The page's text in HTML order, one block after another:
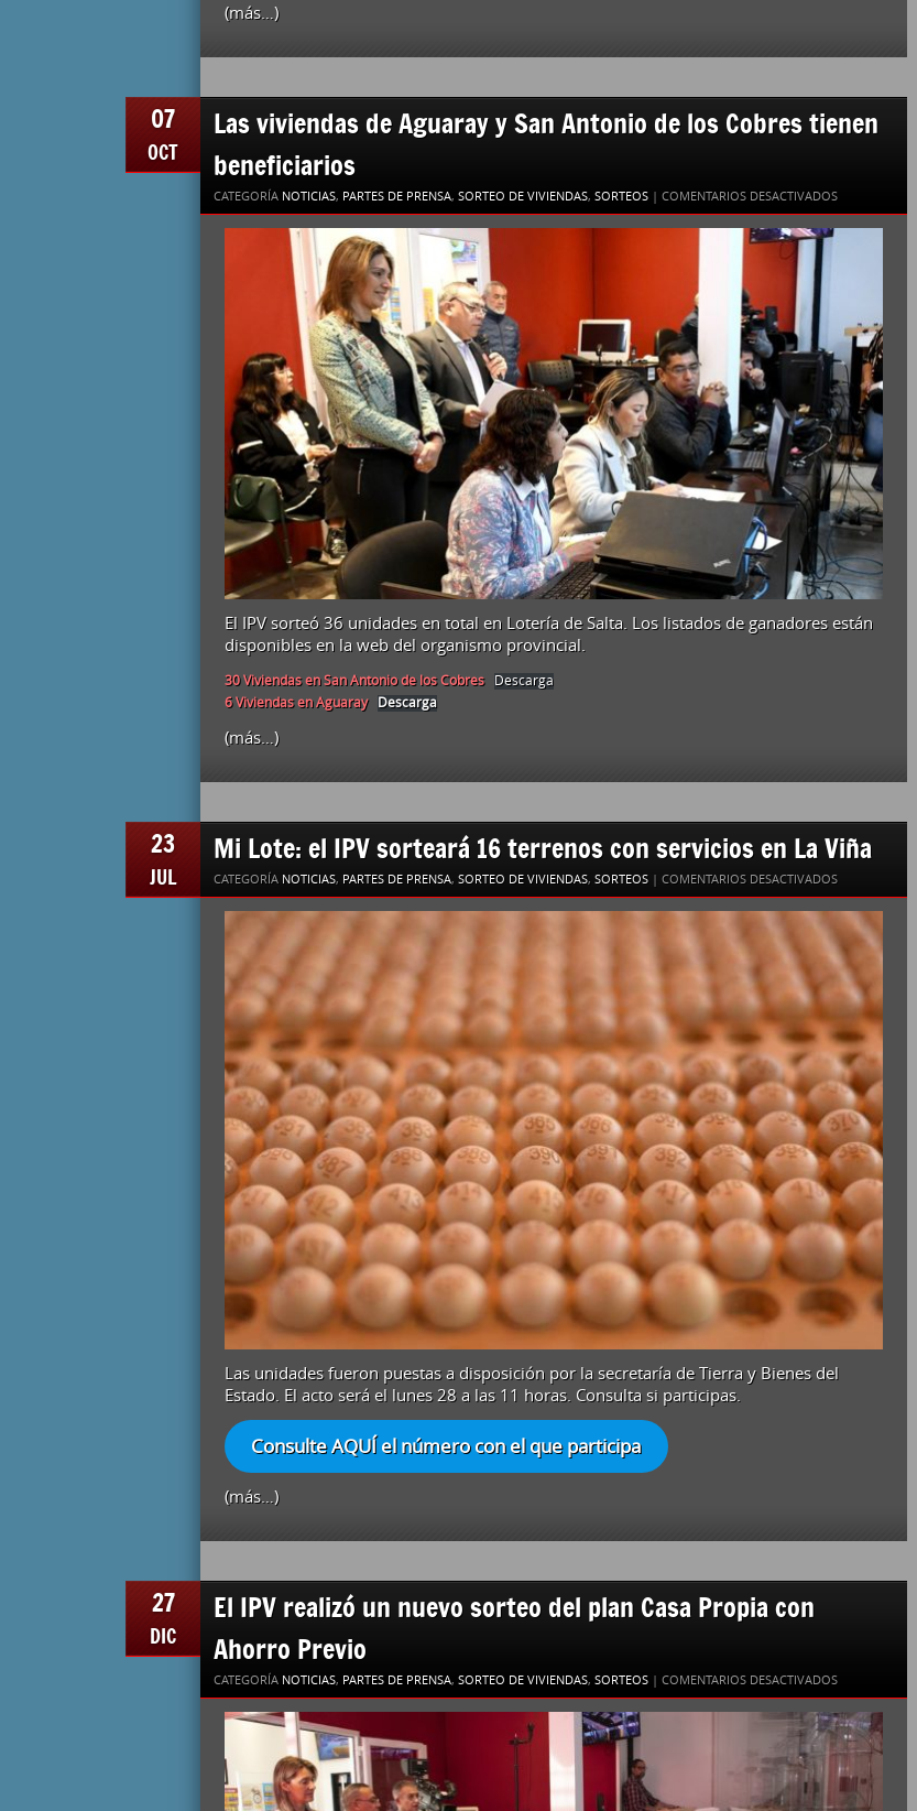
SARAVIA
(más…)
07
OCT
Las viviendas de Aguaray y San Antonio de los Cobres tienen
beneficiarios
CATEGORÍA NOTICIAS, PARTES DE PRENSA, SORTEO DE VIVIENDAS, SORTEOS | COMENTARIOS DESACTIVADOSEN
LAS
SAN
ANTONIO
DE
LOS
COBRES
TIENEN
BENEFICIARIOS
El IPV sorteó 36 unidades en total en Lotería de Salta. Los listados de ganadores están
disponibles en la web del organismo provincial.
30 Viviendas en San Antonio de los Cobres
Descarga
6 Viviendas en Aguaray
Descarga
(más…)
23
JUL
Mi Lote: el IPV sorteará 16 terrenos con servicios en La Viña
CATEGORÍA NOTICIAS, PARTES DE PRENSA, SORTEO DE VIVIENDAS, SORTEOS | COMENTARIOS DESACTIVADOSEN
MI
LOTE:
EL
IPV
SORTEARÁ
16
TERRENOS
CON
SERVICIOS
EN
LA
VIÑA
Las unidades fueron puestas a disposición por la secretaría de Tierra y Bienes del
Estado. El acto será el lunes 28 a las 11 horas. Consulta si participas.
Consulte AQUÍ el número con el que participa
(más…)
27
DIC
El IPV realizó un nuevo sorteo del plan Casa Propia con
Ahorro Previo
CATEGORÍA NOTICIAS, PARTES DE PRENSA, SORTEO DE VIVIENDAS, SORTEOS | COMENTARIOS DESACTIVADOSEN
EL
IPV
REALIZÓ
UN
NUEVO